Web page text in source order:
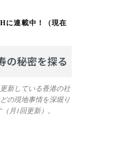
に連載中！（現在
新している香港の社
の現地事情を深堀り
月1回更新）。